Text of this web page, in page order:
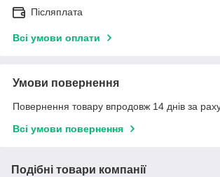
Післяплата
Всі умови оплати
Умови повернення
Повернення товару впродовж 14 днів за
Всі умови повернення
Подібні товари компанії